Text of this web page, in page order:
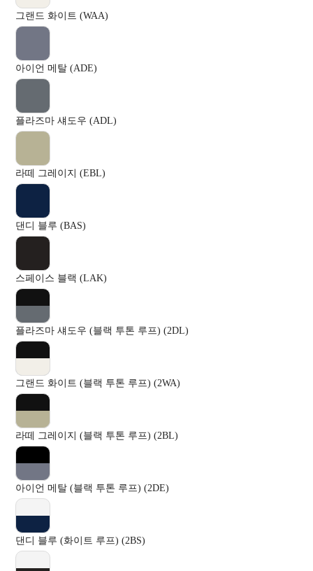
그랜드 화이트 (WAA)
아이언 메탈 (ADE)
플라즈마 섀도우 (ADL)
라떼 그레이지 (EBL)
댄디 블루 (BAS)
스페이스 블랙 (LAK)
플라즈마 섀도우 (블랙 투톤 루프) (2DL)
그랜드 화이트 (블랙 투톤 루프) (2WA)
라떼 그레이지 (블랙 투톤 루프) (2BL)
아이언 메탈 (블랙 투톤 루프) (2DE)
댄디 블루 (화이트 루프) (2BS)